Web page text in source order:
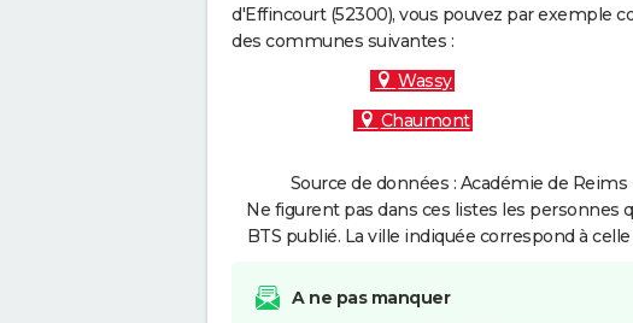
d'Effincourt (52300), vous pouvez par exemple
des communes suivantes :
Wassy
Chaumont
Source de données : Académie de
Ne figurent pas dans ces listes les personnes
BTS publié. La ville indiquée correspond à
A ne pas manquer